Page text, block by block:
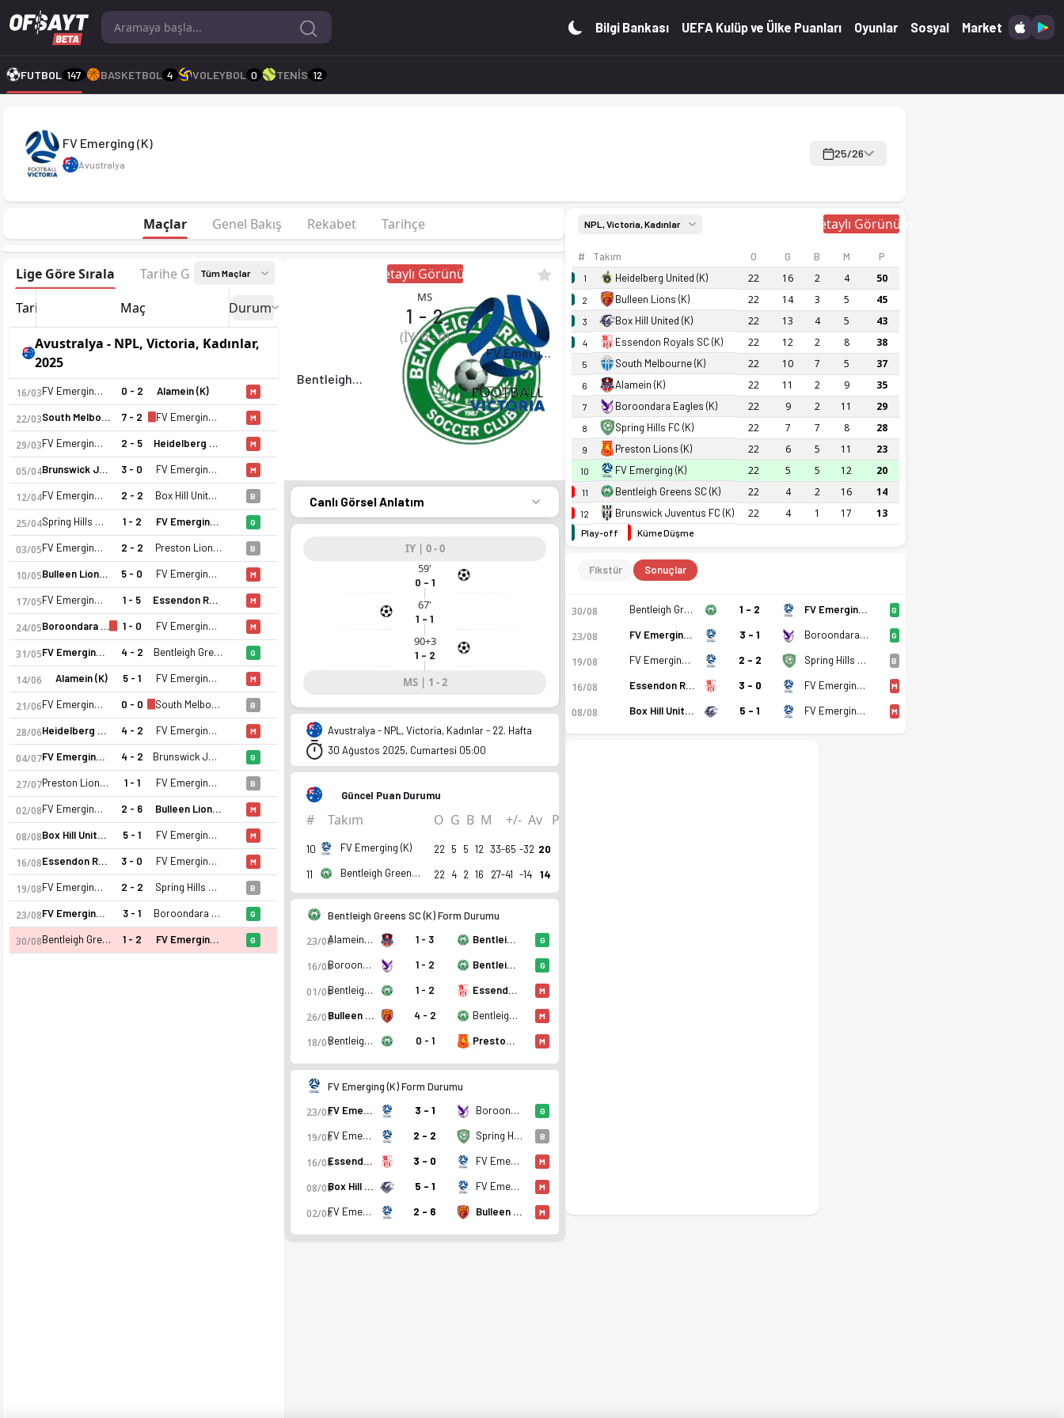
FV Emerging (K) 25-26 sezonu | NPL, Victoria, Kadınlar'de 10. sırada, 20 puan. Kadro, fikstür ve canlı skor Ofsayt'ta.
Bilgi Bankası UEFA Kulüp ve Ülke Puanları Oyunlar Sosyal Market
FUTBOL 147 BASKETBOL 4 VOLEYBOL 0 TENİS 12
FV Emerging (K) 25-26 sezonu | NPL, Victoria, Kadınlar'de 10. sırada, 20 puan. Kadro, fikstür ve canlı skor Ofsayt'ta.
FV Emerging (K)
Avustralya
25/26
Maçlar Genel Bakış Rekabet Tarihçe
Lige Göre Sırala Tarihe Göre Sırala
Tüm Maçlar
Tarih Maç Durum
Avustralya - NPL, Victoria, Kadınlar,
2025
16/03 FV Emerging (K) 0 - 2 Alamein (K) M
22/03 South Melbourne (K) 7 - 2 FV Emerging (K) M
29/03 FV Emerging (K) 2 - 5 Heidelberg United (K) M
05/04 Brunswick Juventus FC (K) 3 - 0 FV Emerging (K) M
12/04 FV Emerging (K) 2 - 2 Box Hill United (K) B
25/04 Spring Hills FC (K) 1 - 2 FV Emerging (K) G
03/05 FV Emerging (K) 2 - 2 Preston Lions (K) B
10/05 Bulleen Lions (K) 5 - 0 FV Emerging (K) M
17/05 FV Emerging (K) 1 - 5 Essendon Royals SC (K) M
24/05 Boroondara Eagles (K) 1 - 0 FV Emerging (K) M
31/05 FV Emerging (K) 4 - 2 Bentleigh Greens SC (K) G
14/06 Alamein (K) 5 - 1 FV Emerging (K) M
21/06 FV Emerging (K) 0 - 0 South Melbourne (K) B
28/06 Heidelberg United (K) 4 - 2 FV Emerging (K) M
04/07 FV Emerging (K) 4 - 2 Brunswick Juventus FC (K) G
27/07 Preston Lions (K) 1 - 1 FV Emerging (K) B
02/08 FV Emerging (K) 2 - 6 Bulleen Lions (K) M
08/08 Box Hill United (K) 5 - 1 FV Emerging (K) M
16/08 Essendon Royals SC (K) 3 - 0 FV Emerging (K) M
19/08 FV Emerging (K) 2 - 2 Spring Hills FC (K) B
23/08 FV Emerging (K) 3 - 1 Boroondara Eagles (K) G
30/08 Bentleigh Greens SC (K) 1 - 2 FV Emerging (K) G
Detaylı Görünüm
MS
1 - 2
(İY:0-0)
FV Emerging (K)
Canlı Görsel Anlatım
IY | 0 - 0
59'
0 - 1
67'
1 - 1
90+3
1 - 2
MS | 1 - 2
Avustralya - NPL, Victoria, Kadınlar - 22. Hafta
30 Ağustos 2025, Cumartesi 05:00
Güncel Puan Durumu
# Takım O G B M +/- Av P
10 FV Emerging (K) 22 5 5 12 33-65 -32 20
11
Bentleigh Greens SC (K) 22 4 2 16 27-41 -14 14
Bentleigh Greens SC (K) Form Durumu
23/08 Alamein (K) 1 - 3 Bentleigh Greens SC (K) G
16/08 Boroondara Eagles (K) 1 - 2 Bentleigh Greens SC (K) G
01/08 Bentleigh Greens SC (K) 1 - 2 Essendon Royals SC (K) M
26/07 Bulleen Lions (K) 4 - 2 Bentleigh Greens SC (K) M
18/07 Bentleigh Greens SC (K) 0 - 1 Preston Lions (K) M
FV Emerging (K) Form Durumu
23/08 FV Emerging (K) 3 - 1 Boroondara Eagles (K) G
19/08 FV Emerging (K) 2 - 2 Spring Hills FC (K) B
16/08 Essendon Royals SC (K) 3 - 0 FV Emerging (K) M
08/08 Box Hill United (K) 5 - 1 FV Emerging (K) M
02/08 FV Emerging (K) 2 - 6 Bulleen Lions (K) M
NPL, Victoria, Kadınlar Detaylı Görünüm
# Takım O G B M P
1 Heidelberg United (K) 22 16 2 4 50
2 Bulleen Lions (K) 22 14 3 5 45
3 Box Hill United (K) 22 13 4 5 43
4 Essendon Royals SC (K) 22 12 2 8 38
5 South Melbourne (K) 22 10 7 5 37
6 Alamein (K) 22 11 2 9 35
7 Boroondara Eagles (K) 22 9 2 11 29
8 Spring Hills FC (K) 22 7 7 8 28
9 Preston Lions (K) 22 6 5 11 23
10 FV Emerging (K) 22 5 5 12 20
11 Bentleigh Greens SC (K) 22 4 2 16 14
12 Brunswick Juventus FC (K) 22 4 1 17 13
Play-off Küme Düşme
Fikstür Sonuçlar
30/08 Bentleigh Greens SC (K) 1 - 2 FV Emerging (K) G
23/08 FV Emerging (K) 3 - 1 Boroondara Eagles (K) G
19/08 FV Emerging (K) 2 - 2 Spring Hills FC (K) B
16/08 Essendon Royals SC (K) 3 - 0 FV Emerging (K) M
08/08 Box Hill United (K) 5 - 1 FV Emerging (K) M